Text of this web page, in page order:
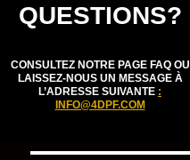
QUESTIONS?
CONSULTEZ NOTRE PAGE FAQ OU
LAISSEZ-NOUS UN MESSAGE À
L’ADRESSE SUIVANTE :
INFO@4DPF.COM